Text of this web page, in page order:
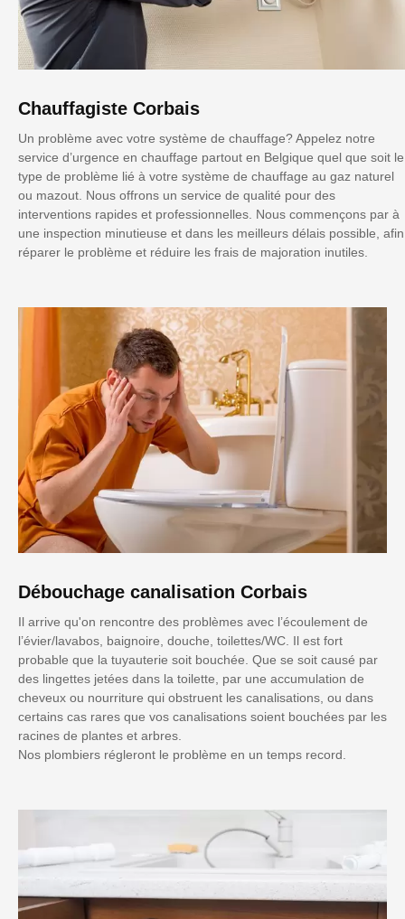
Chauffagiste Corbais
Un problème avec votre système de chauffage? Appelez notre
service d’urgence en chauffage partout en Belgique quel que soit le
type de problème lié à votre système de chauffage au gaz naturel
ou mazout. Nous offrons un service de qualité pour des
interventions rapides et professionnelles. Nous commençons par à
une inspection minutieuse et dans les meilleurs délais possible, afin
réparer le problème et réduire les frais de majoration inutiles.
Débouchage canalisation Corbais
Il arrive qu'on rencontre des problèmes avec l’écoulement de
l’évier/lavabos, baignoire, douche, toilettes/WC. Il est fort
probable que la tuyauterie soit bouchée. Que se soit causé par
des lingettes jetées dans la toilette, par une accumulation de
cheveux ou nourriture qui obstruent les canalisations, ou dans
certains cas rares que vos canalisations soient bouchées par les
racines de plantes et arbres.
Nos plombiers régleront le problème en un temps record.